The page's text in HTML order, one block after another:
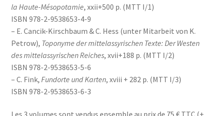
la Haute-Mésopotamie, xxii+500 p. (MTT I/1)
ISBN 978-2-9538653-4-9
– E. Cancik-Kirschbaum & C. Hess (unter Mitarbeit von K.
Petrow), Toponyme der mittelassyrischen Texte: Der Westen
des mittelassyrischen Reiches, xvii+188 p. (MTT I/2)
ISBN 978-2-9538653-5-6
– C. Fink, Fundorte und Karten, xviii + 282 p. (MTT I/3)
ISBN 978-2-9538653-6-3